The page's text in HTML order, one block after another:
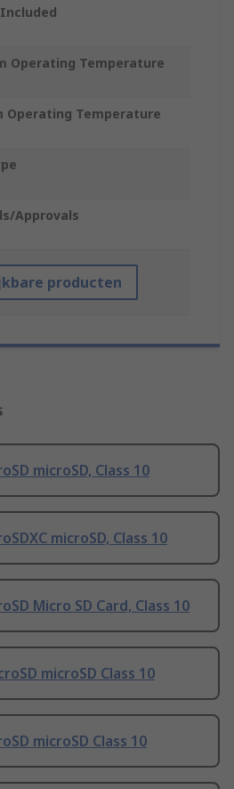
Operating Temperature
Operating Temperature
Approvals
producten
microSD, Class 10
microSD, Class 10
Micro SD Card, Class 10
microSD Class 10
microSD Class 10